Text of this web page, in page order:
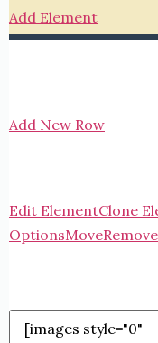
Add Element
Add New Row
Edit ElementClone
OptionsMove